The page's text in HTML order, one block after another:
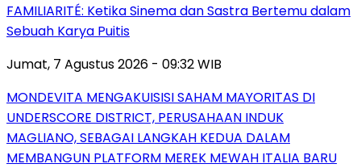
FAMILIARITÉ: Ketika Sinema dan Sastra Bertemu dalam
Sebuah Karya Puitis
Jumat, 7 Agustus 2026 - 09:32 WIB
MONDEVITA MENGAKUISISI SAHAM MAYORITAS DI
UNDERSCORE DISTRICT, PERUSAHAAN INDUK
MAGLIANO, SEBAGAI LANGKAH KEDUA DALAM
MEMBANGUN PLATFORM MEREK MEWAH ITALIA BARU